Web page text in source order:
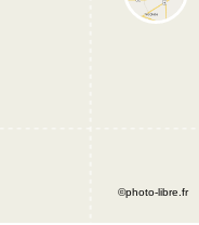
©photo-libre.fr